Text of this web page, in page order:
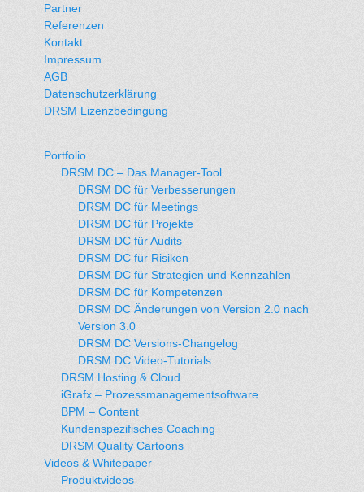
Partner
Referenzen
Kontakt
Impressum
AGB
Datenschutzerklärung
DRSM Lizenzbedingung
Portfolio
DRSM DC – Das Manager-Tool
DRSM DC für Verbesserungen
DRSM DC für Meetings
DRSM DC für Projekte
DRSM DC für Audits
DRSM DC für Risiken
DRSM DC für Strategien und Kennzahlen
DRSM DC für Kompetenzen
DRSM DC Änderungen von Version 2.0 nach
Version 3.0
DRSM DC Versions-Changelog
DRSM DC Video-Tutorials
DRSM Hosting & Cloud
iGrafx – Prozessmanagementsoftware
BPM – Content
Kundenspezifisches Coaching
DRSM Quality Cartoons
Videos & Whitepaper
Produktvideos